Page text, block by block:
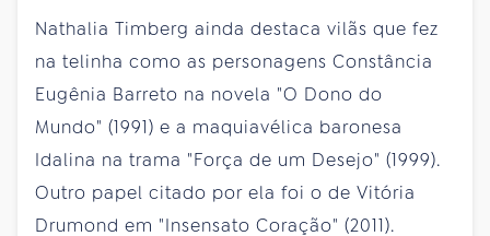
Nathalia Timberg ainda destaca vilãs que fez
na telinha como as personagens Constância
Eugênia Barreto na novela "O Dono do
Mundo" (1991) e a maquiavélica baronesa
Idalina na trama "Força de um Desejo" (1999).
Outro papel citado por ela foi o de Vitória
Drumond em "Insensato Coração" (2011).